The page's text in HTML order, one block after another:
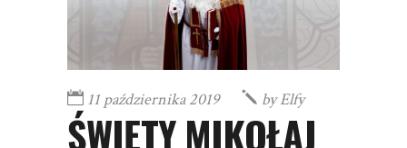
11 października 2019 byElfy
ŚWIĘTY MIKOŁAJ